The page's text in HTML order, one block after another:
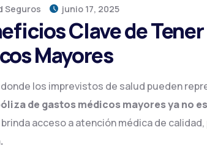
Seguros junio 17, 2025
Clave de
Mayores
donde los imprevistos de salud pueden
de gastos médicos mayores ya no
acceso a atención médica de